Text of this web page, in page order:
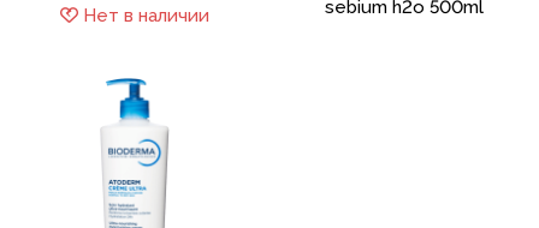
Нет в наличии
sebium h2o 500ml